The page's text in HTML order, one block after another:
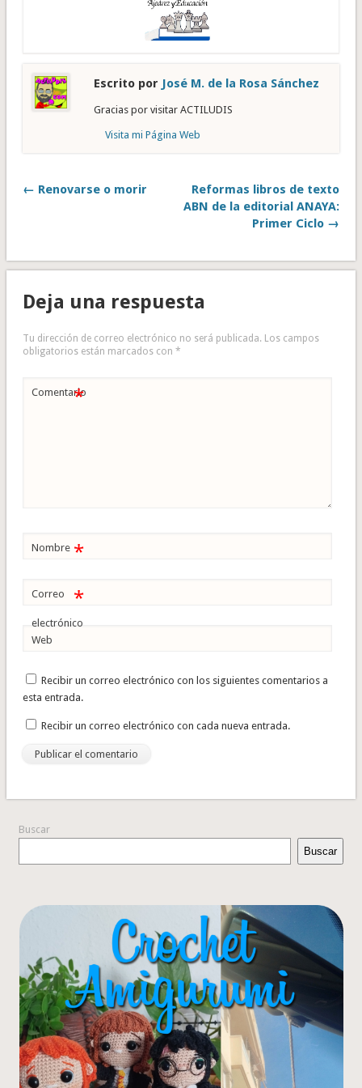
Escrito por José M. de la Rosa Sánchez
Gracias por visitar ACTILUDIS
Visita mi Página Web
← Renovarse o morir
Reformas libros de texto
ABN de la editorial ANAYA:
Primer Ciclo →
Deja una respuesta
Tu dirección de correo electrónico no será publicada. Los campos
obligatorios están marcados con *
Comentario
*
Nombre *
Correo
electrónico
*
Web
Recibir un correo electrónico con los siguientes comentarios a
esta entrada.
Recibir un correo electrónico con cada nueva entrada.
Buscar
Buscar